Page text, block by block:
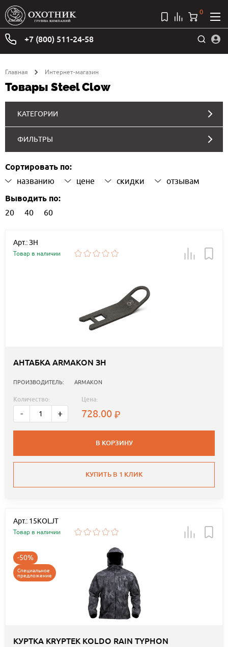
+7 (800) 511-24-58
0
Главная Интернет-магазин
Товары Steel Clow
КАТЕГОРИИ
ФИЛЬТРЫ
Сортировать по:
названию цене скидки отзывам
Выводить по:
20 40 60
Арт.: ЗН
Товар в наличии
АНТАБКА ARMAKON ЗН
ПРОИЗВОДИТЕЛЬ: ARMAKON
Количество:
- +
Цена:
728.00
В КОРЗИНУ
КУПИТЬ В 1 КЛИК
Арт.: 15KOLJT
Товар в наличии
-50%
Специальное
предложение
КУРТКА KRYPTEK KOLDO RAIN TYPHON